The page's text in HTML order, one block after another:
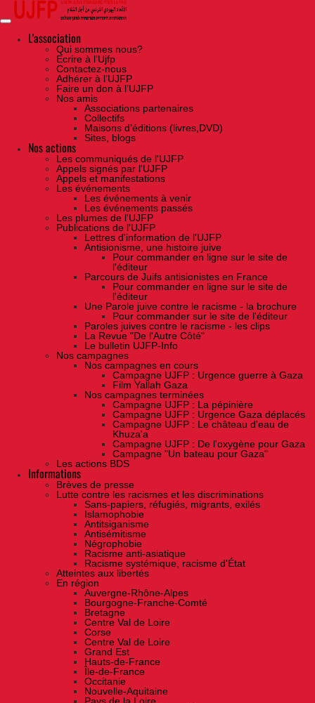
Skip
the
contentL'association
Qui sommes nous?
Ecrire à l’Ujfp
Contactez-nous
Adhérer à l’UJFP
Faire un don à l’UJFP
Nos amis
Associations partenaires
Collectifs
Maisons d’éditions (livres,DVD)
Sites, blogs
Nos actions
Les communiqués de l'UJFP
Appels signés par l'UJFP
Appels et manifestations
Les événements
Les événements à venir
Les événements passés
Les plumes de l'UJFP
Publications de l'UJFP
Lettres d'information de l'UJFP
Antisionisme, une histoire juive
Pour commander en ligne sur le site de
l'éditeur
Parcours de Juifs antisionistes en France
Pour commander en ligne sur le site de
l'éditeur
Une Parole juive contre le racisme - la brochure
Pour commander sur le site de l'éditeur
Paroles juives contre le racisme - les clips
La Revue "De l'Autre Côté"
Le bulletin UJFP-Info
Nos campagnes
Nos campagnes en cours
Campagne UJFP : Urgence guerre à Gaza
Film Yallah Gaza
Nos campagnes terminées
Campagne UJFP : La pépinière
Campagne UJFP : Urgence Gaza déplacés
Campagne UJFP : Le château d'eau de
Khuza'a
Campagne UJFP : De l'oxygène pour Gaza
Campagne "Un bateau pour Gaza"
Les actions BDS
Informations
Brèves de presse
Lutte contre les racismes et les discriminations
Sans-papiers, réfugiés, migrants, exilés
Islamophobie
Antitsiganisme
Antisémitisme
Négrophobie
Racisme anti-asiatique
Racisme systémique, racisme d'État
Atteintes aux libertés
En région
Auvergne-Rhône-Alpes
Bourgogne-Franche-Comté
Bretagne
Centre Val de Loire
Corse
Centre Val de Loire
Grand Est
Hauts-de-France
Île-de-France
Occitanie
Nouvelle-Aquitaine